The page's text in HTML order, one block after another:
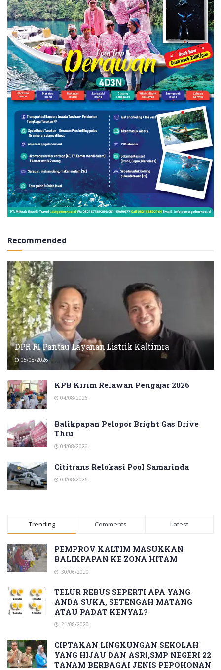
Recommended
DPR RI Pantau Layanan Listrik Kaltimra
05/08/2026
KPB Kirim Relawan Pengajar 2026
04/08/2026
Balikpapan Pelopor Bright Gas Drive
Thru
04/08/2026
Cititrans Relokasi Pool Samarinda
03/08/2026
Trending Comments Latest
PEMPROV KALTIM MASUKKAN
BALIKPAPAN KE ZONA HITAM
30/06/2020
TELUR REBUS SEPERTI APA YANG
ANDA SUKA, SETENGAH MATANG
ATAU PADAT KENYAL?
21/08/2020
CIPTAKAN LINGKUNGAN SEKOLAH
YANG HIJAU DAN ASRI,SMP NEGERI 22
TANAM BERBAGAI JENIS PEPOHONAN